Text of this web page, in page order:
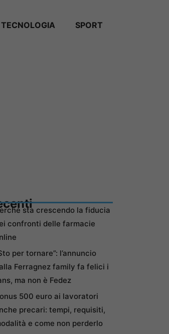
TECNOLOGIA SPORT
sta crescendo la fiducia
confronti delle farmacie
per tornare”: l’annuncio
Ferragnez family fa felici i
ma non è Fedez
500 euro ai lavoratori
precari: tempi, requisiti,
e come non perderlo